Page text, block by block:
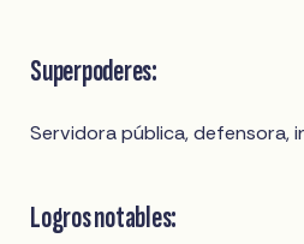
Superpoderes:
Servidora pública, defensora,
Logros notables: